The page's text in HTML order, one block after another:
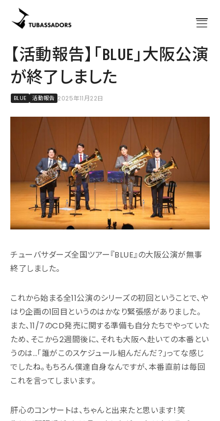
Home ホーム
About
出演予定
News
Bassazap® 講習会「バサザップ」
グッズ 公式グッズ
楽譜
Blog
Fan Club
【活動報告】「BLUE」大阪公演
が終了しました
BLUE 活動報告 2025年11月22日
チューバサダーズ全国ツアー『BLUE』の大阪公演が無事
終了しました。
これから始まる全11公演のシリーズの初回ということで、や
はり企画の1回目というのはかなり緊張感がありました。
また、11/7のCD発売に関する準備も自分たちでやっていた
ため、そこから2週間後に、それも大阪へ赴いての本番とい
うのは…「誰がこのスケジュール組んだんだ？」ってな感じ
でしたね。もちろん僕達自身なんですが、本番直前は毎回
これを言ってしまいます。
肝心のコンサートは、ちゃんと出来たと思います！笑